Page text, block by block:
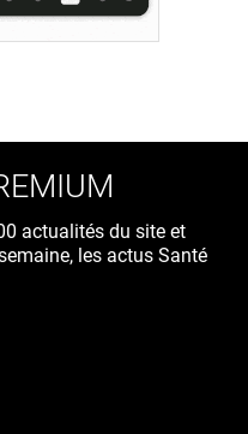
actualités du site et
les actus Santé